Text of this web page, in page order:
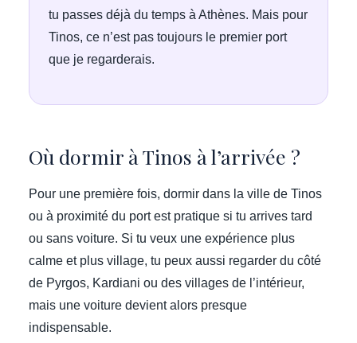
tu passes déjà du temps à Athènes. Mais pour
Tinos, ce n’est pas toujours le premier port
que je regarderais.
Où dormir à Tinos à l’arrivée ?
Pour une première fois, dormir dans la ville de Tinos
ou à proximité du port est pratique si tu arrives tard
ou sans voiture. Si tu veux une expérience plus
calme et plus village, tu peux aussi regarder du côté
de Pyrgos, Kardiani ou des villages de l’intérieur,
mais une voiture devient alors presque
indispensable.